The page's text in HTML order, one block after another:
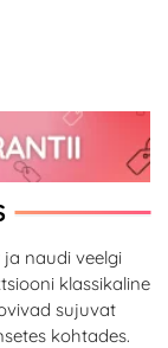
naudi veelgi
klassikaline
sujuvat
kohtades.